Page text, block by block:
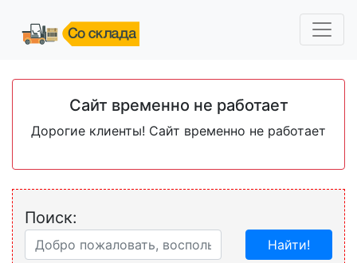
Сайт временно не работает
Дорогие клиенты! Сайт временно не работает
Поиск:
Найти!